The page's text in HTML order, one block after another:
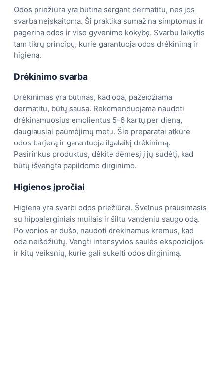
Odos priežiūra yra būtina sergant dermatitu, nes jos
svarba neįskaitoma. Ši praktika sumažina simptomus ir
pagerina odos ir viso gyvenimo kokybę. Svarbu laikytis
tam tikrų principų, kurie garantuoja odos drėkinimą ir
higieną.
Drėkinimo svarba
Drėkinimas yra būtinas, kad oda, pažeidžiama
dermatitu, būtų sausa. Rekomenduojama naudoti
drėkinamuosius emolientus 5-6 kartų per dieną,
daugiausiai paūmėjimų metu. Šie preparatai atkūrė
odos barjerą ir garantuoja ilgalaikį drėkinimą.
Pasirinkus produktus, dėkite dėmesį į jų sudėtį, kad
būtų išvengta papildomo dirginimo.
Higienos įpročiai
Higiena yra svarbi odos priežiūrai. Švelnus prausimasis
su hipoalerginiais muilais ir šiltu vandeniu saugo odą.
Po vonios ar dušo, naudoti drėkinamus kremus, kad
oda neišdžiūtų. Vengti intensyvios saulės ekspozicijos
ir kitų veiksnių, kurie gali sukelti odos dirginimą.